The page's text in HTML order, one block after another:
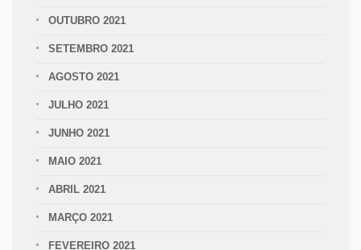
OUTUBRO 2021
SETEMBRO 2021
AGOSTO 2021
JULHO 2021
JUNHO 2021
MAIO 2021
ABRIL 2021
MARÇO 2021
FEVEREIRO 2021